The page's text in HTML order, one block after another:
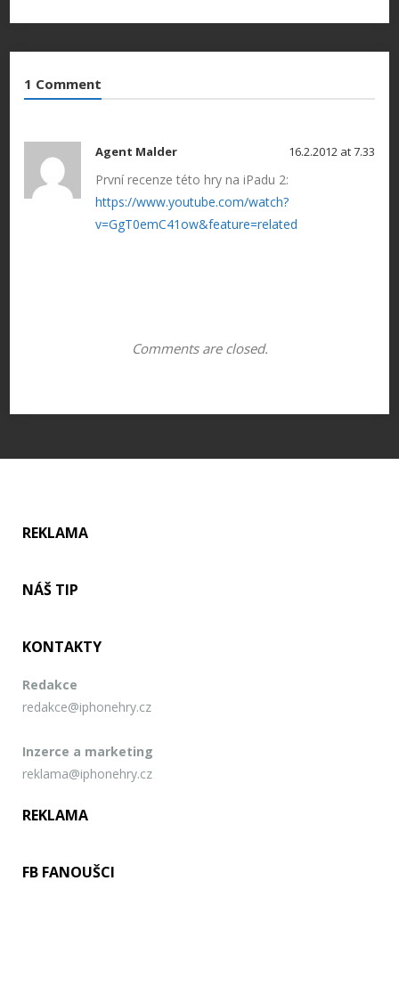
1 Comment
Agent Malder 16.2.2012 at 7.33
První recenze této hry na iPadu 2:
https://www.youtube.com/watch?
v=GgT0emC41ow&feature=related
Comments are closed.
REKLAMA
NÁŠ TIP
KONTAKTY
Redakce
redakce@iphonehry.cz
Inzerce a marketing
reklama@iphonehry.cz
REKLAMA
FB FANOUŠCI